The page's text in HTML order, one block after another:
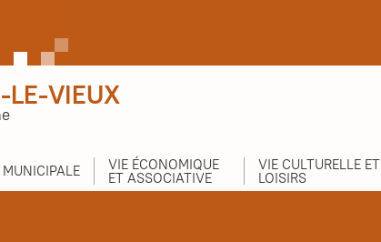
LE-VIEUX
VIE ÉCONOMIQUE
ET ASSOCIATIVE
VIE CULTURELLE ET
LOISIRS